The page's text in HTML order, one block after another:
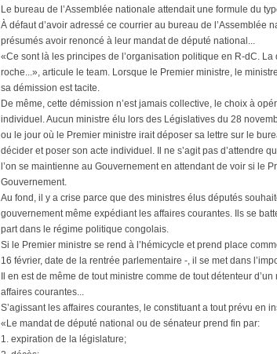
Le bureau de l’Assemblée nationale attendait une formule du
À défaut d’avoir adressé ce courrier au bureau de l’Assemblée
présumés avoir renoncé à leur mandat de député national...
«Ce sont là les principes de l’organisation politique en R-dC. La
roche...», articule le team. Lorsque le Premier ministre, le
sa démission est tacite.
De même, cette démission n’est jamais collective, le choix à
individuel. Aucun ministre élu lors des Législatives du 28
ou le jour où le Premier ministre irait déposer sa lettre sur le
décider et poser son acte individuel. Il ne s’agit pas d’attendre
l’on se maintienne au Gouvernement en attendant de voir si le
Gouvernement.
Au fond, il y a crise parce que des ministres élus députés
gouvernement même expédiant les affaires courantes. Ils se
part dans le régime politique congolais.
Si le Premier ministre se rend à l’hémicycle et prend place
16 février, date de la rentrée parlementaire -, il se met dans
Il en est de même de tout ministre comme de tout détenteur
affaires courantes...
S’agissant les affaires courantes, le constituant a tout prévu en
«Le mandat de député national ou de sénateur prend fin par:
1. expiration de la législature;